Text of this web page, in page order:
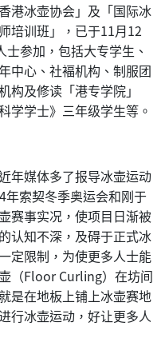
港冰壶协会」及「国际冰
培训班」，已于11月12
参加，包括大专学生、
中心、社褔机构、制服团
构及修读「港专学院」
学学士》三年级学生等。
年媒体多了报导冰壶运动
年索契冬季奥运会和刚于
赛事实况，使项目日渐被
认知不深，及碍于正式冰
定限制，为使更多人士能
（Floor Curling）在坊间
是在地板上铺上冰壶赛地
行冰壶运动，好让更多人